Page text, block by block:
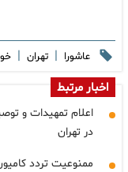
عاشورا | تهران |
اخبار مرتبط
اعلام تمهیدات و
در تهران
ممنوعیت تردد